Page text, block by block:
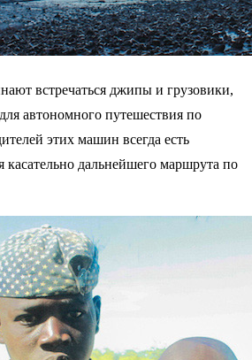
встречаться джипы и грузовики,
автономного путешествия по
этих машин всегда есть
касательно дальнейшего маршрута по